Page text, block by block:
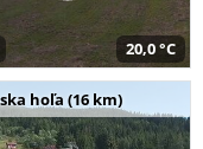
20,0 °C
hoľa (16 km)